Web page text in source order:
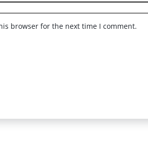
browser for the next time I comment.